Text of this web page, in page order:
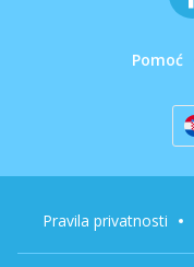
Pomoć
Pravila privatnosti